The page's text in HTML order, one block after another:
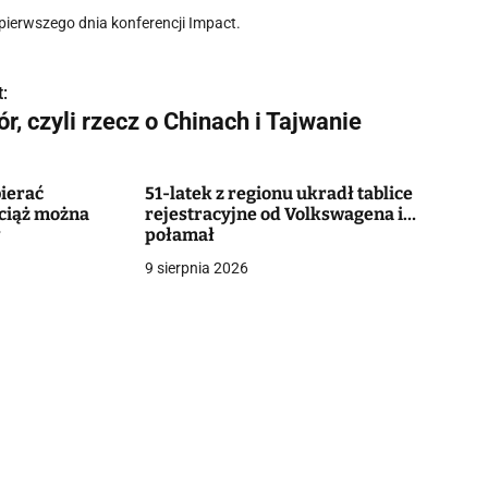
dnia konferencji Impact.
czyli rzecz o Chinach i Tajwanie
można
51-latek z regionu ukradł tablice
rejestracyjne od Volkswagena i…
połamał
9 sierpnia 2026